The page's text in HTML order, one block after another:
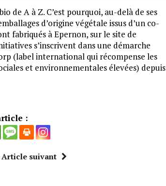
de A à Z. C’est pourquoi, au-delà de ses
d’origine végétale issus d’un co-
fabriqués à Epernon, sur le site de
s’inscrivent dans une démarche
(label international qui récompense les
et environnementales élevées) depuis
:
Article suivant